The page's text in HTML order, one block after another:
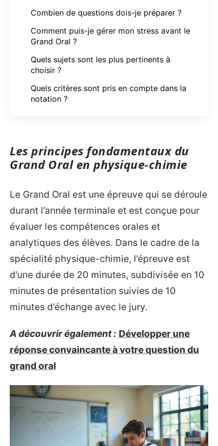
Combien de questions dois-je préparer ?
Comment puis-je gérer mon stress avant le
Grand Oral ?
Quels sujets sont les plus pertinents à
choisir ?
Quels critères sont pris en compte dans la
notation ?
Les principes fondamentaux du
Grand Oral en physique-chimie
Le Grand Oral est une épreuve qui se déroule
durant l’année terminale et est conçue pour
évaluer les compétences orales et
analytiques des élèves. Dans le cadre de la
spécialité physique-chimie, l’épreuve est
d’une durée de 20 minutes, subdivisée en 10
minutes de présentation suivies de 10
minutes d’échange avec le jury.
A découvrir également : Développer une
réponse convaincante à votre question du
grand oral